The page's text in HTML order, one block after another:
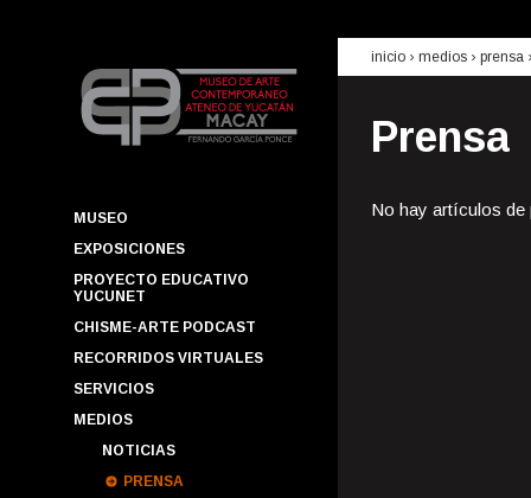
MUSEO
EXPOSICIONES
PROYECTO EDUCATIVO
YUCUNET
CHISME-ARTE PODCAST
RECORRIDOS VIRTUALES
SERVICIOS
MEDIOS
NOTICIAS
PRENSA
inicio › medios › prensa
Prensa
No hay artículos de